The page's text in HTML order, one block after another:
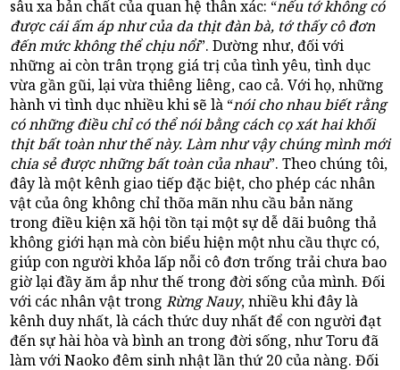
sâu xa bản chất của quan hệ thân xác: “nếu tớ không có
được cái ấm áp như của da thịt đàn bà, tớ thấy cô đơn
đến mức không thể chịu nổi”. Dường như, đối với
những ai còn trân trọng giá trị của tình yêu, tình dục
vừa gần gũi, lại vừa thiêng liêng, cao cả. Với họ, những
hành vi tình dục nhiều khi sẽ là “nói cho nhau biết rằng
có những điều chỉ có thể nói bằng cách cọ xát hai khối
thịt bất toàn như thế này. Làm như vậy chúng mình mới
chia sẻ được những bất toàn của nhau”. Theo chúng tôi,
đây là một kênh giao tiếp đặc biệt, cho phép các nhân
vật của ông không chỉ thõa mãn nhu cầu bản năng
trong điều kiện xã hội tồn tại một sự dễ dãi buông thả
không giới hạn mà còn biểu hiện một nhu cầu thực có,
giúp con người khỏa lấp nỗi cô đơn trống trải chưa bao
giờ lại đầy ăm ắp như thế trong đời sống của mình. Đối
với các nhân vật trong Rừng Nauy, nhiều khi đây là
kênh duy nhất, là cách thức duy nhất để con người đạt
đến sự hài hòa và bình an trong đời sống, như Toru đã
làm với Naoko đêm sinh nhật lần thứ 20 của nàng. Đối